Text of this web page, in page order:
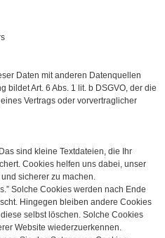
Daten mit anderen Datenquellen
bildet Art. 6 Abs. 1 lit. b DSGVO, der die
Vertrags oder vorvertraglicher
sind kleine Textdateien, die Ihr
Cookies helfen uns dabei, unser
sicherer zu machen.
Solche Cookies werden nach Ende
Hingegen bleiben andere Cookies
selbst löschen. Solche Cookies
Website wiederzuerkennen.